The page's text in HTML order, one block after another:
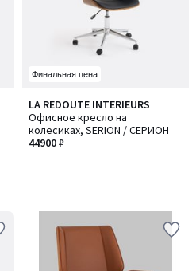
Финальная цена
LA REDOUTE INTERIEURS
Офисное кресло на
колесиках, SERION / СЕРИОН
44900 ₽